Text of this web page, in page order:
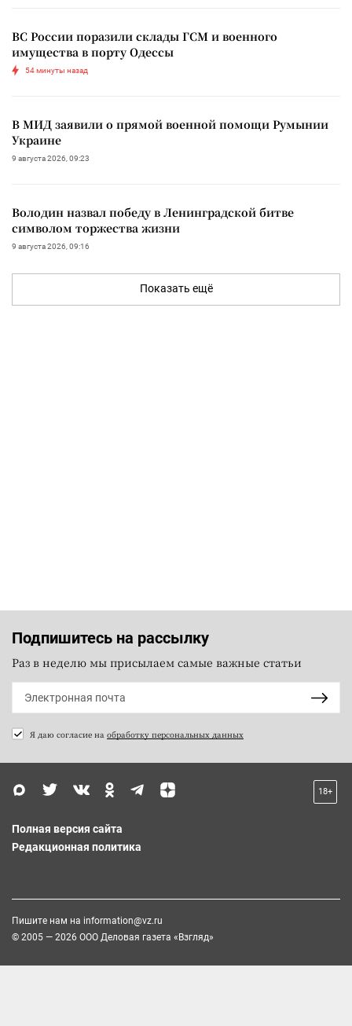
ВС России поразили склады ГСМ и военного
имущества в порту Одессы
54 минуты назад
В МИД заявили о прямой военной помощи Румынии
Украине
9 августа 2026, 09:23
Володин назвал победу в Ленинградской битве
символом торжества жизни
9 августа 2026, 09:16
Показать ещё
Подпишитесь на рассылку
Раз в неделю мы присылаем самые важные статьи
Я даю согласие на обработку персональных данных
18+
Полная версия сайта
Редакционная политика
Пишите нам на information@vz.ru
© 2005 — 2026 ООО Деловая газета «Взгляд»